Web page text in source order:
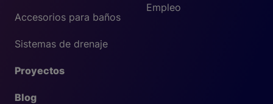
Empleo
Accesorios para baños
Sistemas de drenaje
Proyectos
Blog